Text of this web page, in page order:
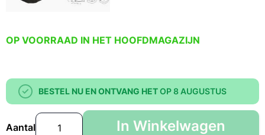
OP VOORRAAD IN HET HOOFDMAGAZIJN
BESTEL NU EN ONTVANG HETOP 8 AUGUSTUS
Aantal In Winkelwagen